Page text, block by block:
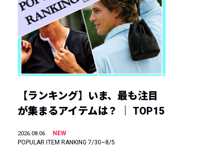
【ランキング】いま、最も注目
が集まるアイテムは？ ｜ TOP15
2026.08.06
NEW
POPULAR ITEM RANKING 7/30~8/5